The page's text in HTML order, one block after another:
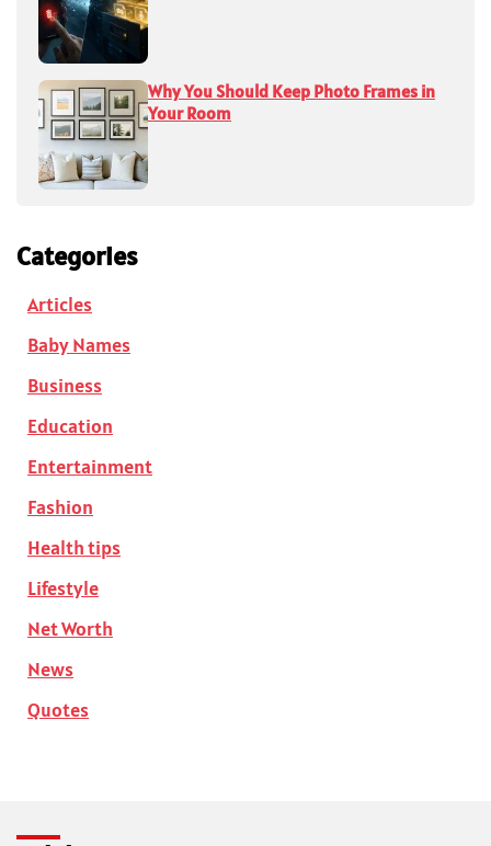
Why You Should Keep Photo Frames in
Your Room
Categories
Articles
Baby Names
Business
Education
Entertainment
Fashion
Health tips
Lifestyle
Net Worth
News
Quotes